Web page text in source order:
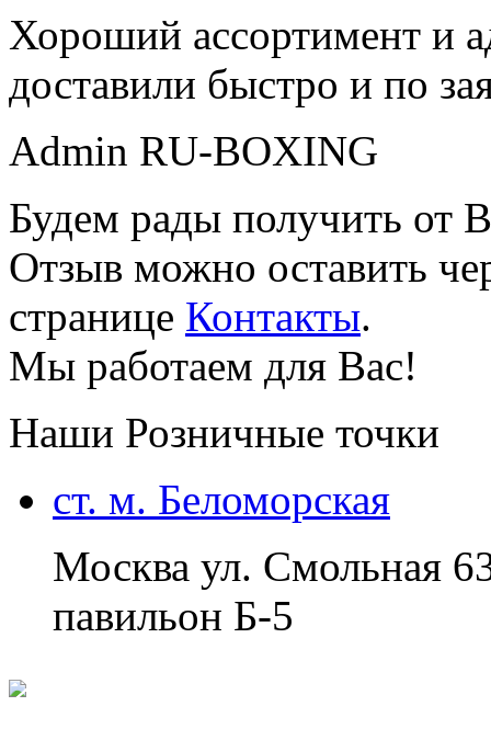
Хороший ассортимент и
доставили быстро и по
Admin RU-BOXING
Будем рады получить от
Отзыв можно оставить
странице Контакты.
Мы работаем для Вас!
Наши Розничные точки
ст. м. Беломорская
Москва ул. Смольная
павильон Б-5